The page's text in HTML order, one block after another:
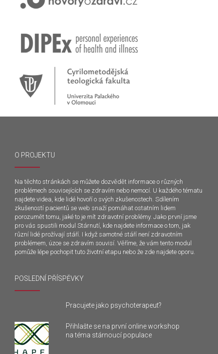
O PROJEKTU
Na těchto stránkách se můžete dozvědět informace o různých
problémech souvisejících se zdravím nebo nemocí. U každého tématu
najdete videa, kde lidé hovoří o svých zkušenostech. Sdílením
zkušeností pacientů se web snaží pomáhat ostatním lidem
porozumět tomu, jaké to je mít zdravotní problémy. Jako první jsme
pro vás spustili modul Stárnutí, kde najdete informace o tom, jak
různí lidé prožívají stáří. I když samotné stáří není zdravotním
problémem, úzce se zdravím souvisí. Věříme, že vám tento modul
pomůže lépe pochopit tuto životní etapu nebo že zde najdete oporu.
POSLEDNÍ PŘÍSPĚVKY
Pracujete jako psychoterapeut?
Přihlašte se na první online workshop
na téma stárnoucí populace